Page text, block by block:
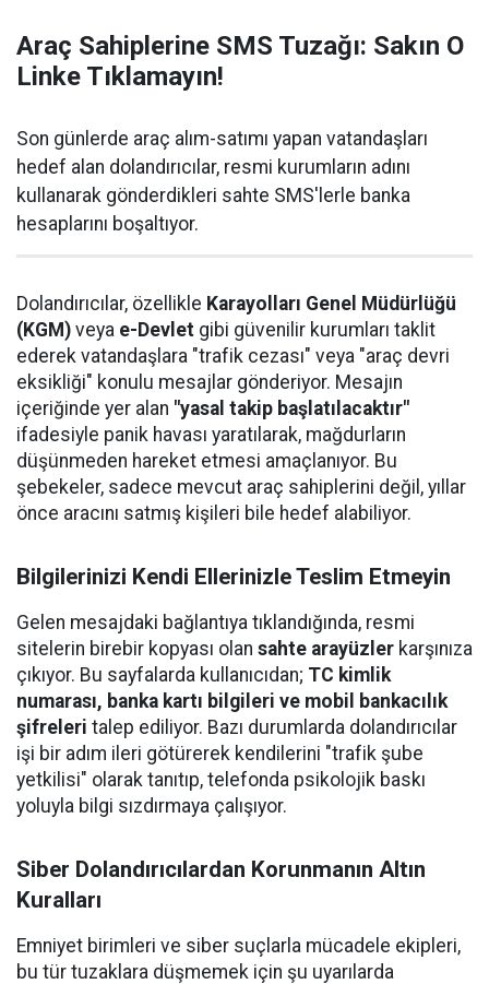
Araç Sahiplerine SMS Tuzağı: Sakın O
Linke Tıklamayın!
Son günlerde araç alım-satımı yapan vatandaşları
hedef alan dolandırıcılar, resmi kurumların adını
kullanarak gönderdikleri sahte SMS'lerle banka
hesaplarını boşaltıyor.
Dolandırıcılar, özellikle Karayolları Genel Müdürlüğü
(KGM) veya e-Devlet gibi güvenilir kurumları taklit
ederek vatandaşlara "trafik cezası" veya "araç devri
eksikliği" konulu mesajlar gönderiyor. Mesajın
içeriğinde yer alan "yasal takip başlatılacaktır"
ifadesiyle panik havası yaratılarak, mağdurların
düşünmeden hareket etmesi amaçlanıyor. Bu
şebekeler, sadece mevcut araç sahiplerini değil, yıllar
önce aracını satmış kişileri bile hedef alabiliyor.
Bilgilerinizi Kendi Ellerinizle Teslim Etmeyin
Gelen mesajdaki bağlantıya tıklandığında, resmi
sitelerin birebir kopyası olan sahte arayüzler karşınıza
çıkıyor. Bu sayfalarda kullanıcıdan; TC kimlik
numarası, banka kartı bilgileri ve mobil bankacılık
şifreleri talep ediliyor. Bazı durumlarda dolandırıcılar
işi bir adım ileri götürerek kendilerini "trafik şube
yetkilisi" olarak tanıtıp, telefonda psikolojik baskı
yoluyla bilgi sızdırmaya çalışıyor.
Siber Dolandırıcılardan Korunmanın Altın
Kuralları
Emniyet birimleri ve siber suçlarla mücadele ekipleri,
bu tür tuzaklara düşmemek için şu uyarılarda